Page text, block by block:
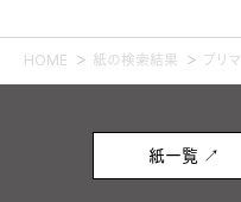
HOME 紙の検索結果 プリマ
紙一覧 ↗